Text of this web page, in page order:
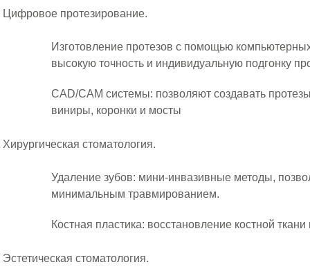
Цифровое протезирование.
Изготовление протезов с помощью
высокую точность и индивидуальную подгонку
CAD/CAM системы: позволяют создавать
виниры, коронки и мосты
Хирургическая стоматология.
Удаление зубов: мини-инвазивные методы,
минимальным травмированием.
Костная пластика: восстановление костной
Эстетическая стоматология.